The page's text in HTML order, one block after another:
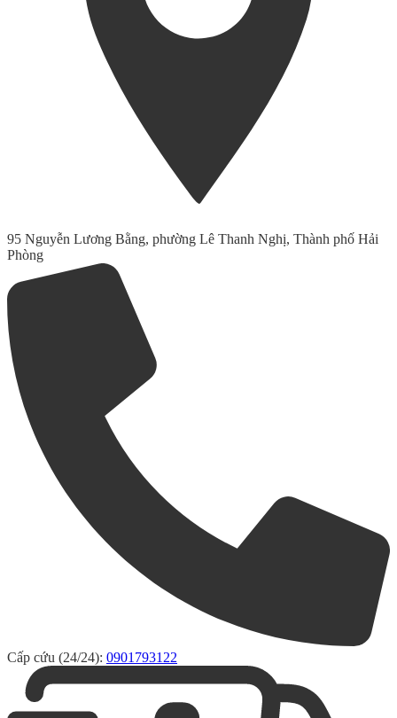
95 Nguyễn Lương Bằng, phường Lê Thanh Nghị, Thành phố Hải
Phòng
Cấp cứu (24/24): 0901793122